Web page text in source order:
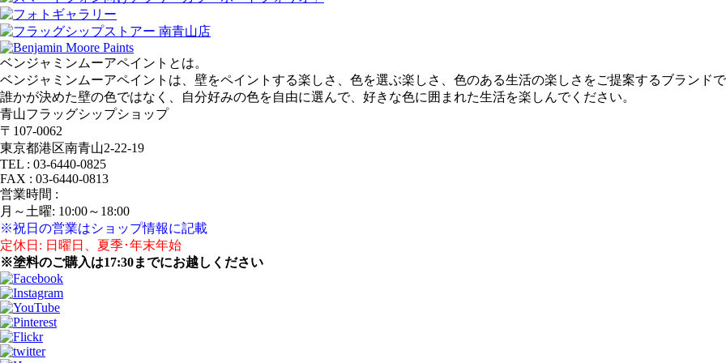
ベンジャミンムーアペイントとは。
ベンジャミンムーアペイントは、壁をペイントする楽しさ、色を選ぶ楽しさ、色のある生活の楽しさをご提案するブランド
誰かが決めた壁の色ではなく、自分好みの色を自由に選んで、好きな色に囲まれた生活を楽しんでください。
青山フラッグシップショップ
〒107‐0062
東京都港区南青山2‐22‐19
TEL : 03‐6440‐0825
FAX : 03‐6440‐0813
営業時間 :
月～土曜: 10:00～18:00
※祝日の営業はショップ情報に記載
定休日: 日曜日、夏季･年末年始
※塗料のご購入は17:30までにお越しください